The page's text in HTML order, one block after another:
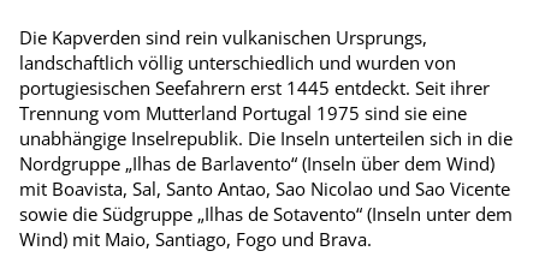
Die Kapverden sind rein vulkanischen Ursprungs,
landschaftlich völlig unterschiedlich und wurden von
portugiesischen Seefahrern erst 1445 entdeckt. Seit ihrer
Trennung vom Mutterland Portugal 1975 sind sie eine
unabhängige Inselrepublik. Die Inseln unterteilen sich in die
Nordgruppe „Ilhas de Barlavento“ (Inseln über dem Wind)
mit Boavista, Sal, Santo Antao, Sao Nicolao und Sao Vicente
sowie die Südgruppe „Ilhas de Sotavento“ (Inseln unter dem
Wind) mit Maio, Santiago, Fogo und Brava.